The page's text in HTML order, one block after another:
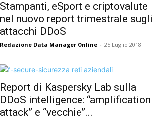
Stampanti, eSport e criptovalute
nel nuovo report trimestrale sugli
attacchi DDoS
Redazione Data Manager Online - 25 Luglio 2018
Report di Kaspersky Lab sulla
DDoS intelligence: “amplification
attack” e “vecchie”...